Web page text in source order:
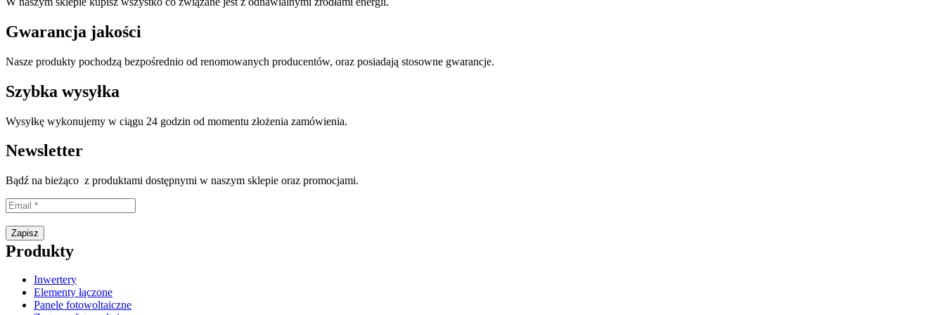
Gwarancja jakości
Nasze produkty pochodzą bezpośrednio od renomowanych producentów, oraz posiadają stosowne gwarancje.
Szybka wysyłka
Wysyłkę wykonujemy w ciągu 24 godzin od momentu złożenia zamówienia.
Newsletter
Bądź na bieżąco z produktami dostępnymi w naszym sklepie oraz promocjami.
Zapisz
Produkty
Inwertery
Elementy łączone
Panele fotowoltaiczne